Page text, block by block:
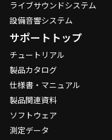
ライブサウンドシステム
設備音響システム
サポートトップ
チュートリアル
製品カタログ
仕様書・マニュアル
製品関連資料
ソフトウェア
測定データ